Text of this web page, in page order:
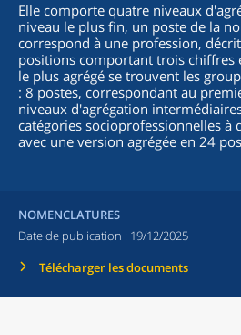
Elle comporte quatre niveaux
niveau le plus fin, un poste de la
correspond à une profession,
positions comportant trois chiffres
le plus agrégé se trouvent les
: 8 postes, correspondant au
niveaux d'agrégation
catégories socioprofessionnelles à
avec une version agrégée en 24
NOMENCLATURES
Date de publication : 19/12/2025
Télécharger les documents